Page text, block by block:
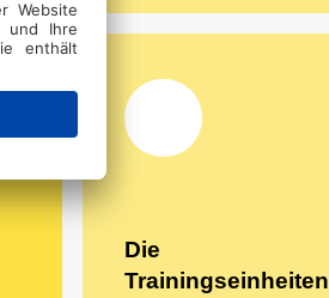
Die
Trainingseinheiten